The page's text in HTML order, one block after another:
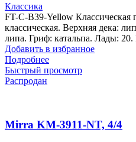
Классика
FT-C-B39-Yellow Классическая
классическая. Верхняя дека:
липа. Гриф: катальпа. Лады: 20.
Добавить в избранное
Подробнее
Быстрый просмотр
Распродан
Mirra KM-3911-NT, 4/4